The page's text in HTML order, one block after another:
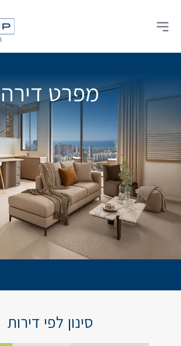
content
Open main menu
מפרט דירה
סינון לפי דירות